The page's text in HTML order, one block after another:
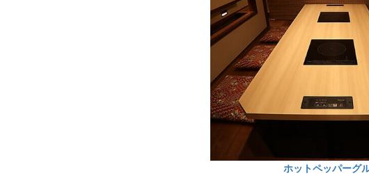
ホットペッパーグ